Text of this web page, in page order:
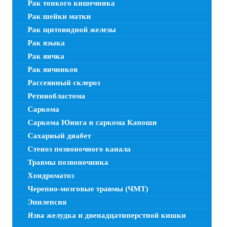
Рак тонкого кишечника
Рак шейки матки
Рак щитовидной железы
Рак языка
Рак яичка
Рак яичников
Рассеянный склероз
Ретинобластома
Саркома
Саркома Юинга и саркома Капоши
Сахарный диабет
Стеноз позвоночного канала
Травмы позвоночника
Хондроматоз
Черепно-мозговые травмы (ЧМТ)
Эпилепсия
Язва желудка и двенадцатиперстной кишки